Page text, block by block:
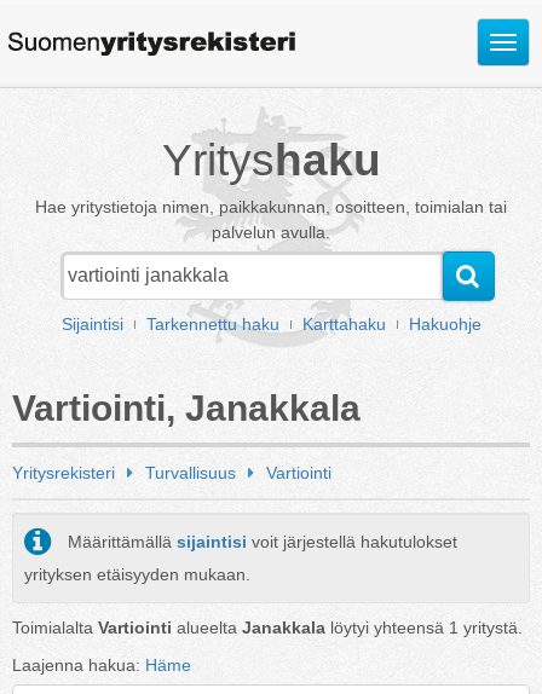
Avaa
Yrityshaku
Hae yritystietoja nimen, paikkakunnan, osoitteen, toimialan tai
palvelun avulla.
Sijaintisi Tarkennettu haku Karttahaku Hakuohje
Vartiointi, Janakkala
Yritysrekisteri Turvallisuus Vartiointi
Määrittämällä sijaintisi voit järjestellä hakutulokset
yrityksen etäisyyden mukaan.
Toimialalta Vartiointi alueelta Janakkala löytyi yhteensä 1 yritystä.
Laajenna hakua: Häme